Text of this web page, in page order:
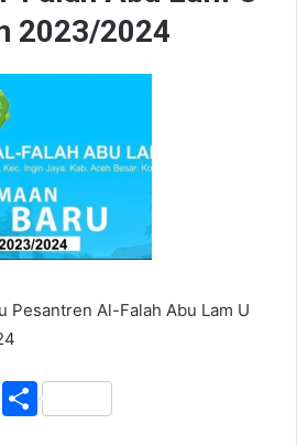
2023/2024
Pesantren Al-Falah Abu Lam U
M S